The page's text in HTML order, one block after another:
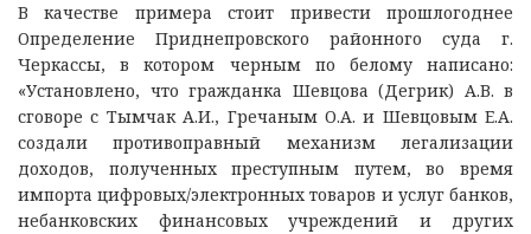
В качестве примера стоит привести прошлогоднее
Определение Приднепровского районного суда г.
Черкассы, в котором черным по белому написано:
«Установлено, что гражданка Шевцова (Дегрик) А.В. в
сговоре с Тымчак А.И., Гречаным О.А. и Шевцовым Е.А.
создали противоправный механизм легализации
доходов, полученных преступным путем, во время
импорта цифровых/электронных товаров и услуг банков,
небанковских финансовых учреждений и других